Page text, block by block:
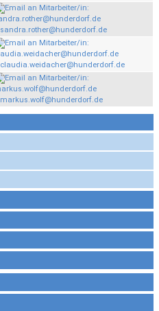
sandra.rother@hunderdorf.de
claudia.weidacher@hunderdorf.de
markus.wolf@hunderdorf.de